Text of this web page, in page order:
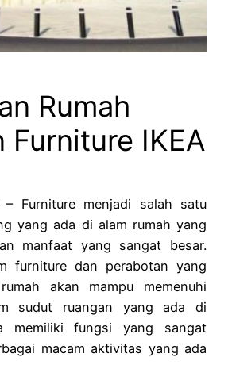
Rumah
Furniture IKEA
– Furniture menjadi salah satu
yang ada di alam rumah yang
manfaat yang sangat besar.
furniture dan perabotan yang
akan mampu memenuhi
sudut ruangan yang ada di
memiliki fungsi yang sangat
macam aktivitas yang ada